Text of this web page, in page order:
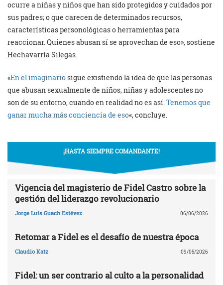
ocurre a niñas y niños que han sido protegidos y cuidados por
sus padres; o que carecen de determinados recursos,
características personológicas o herramientas para
reaccionar. Quienes abusan sí se aprovechan de eso», sostiene
Hechavarría Silegas.
«En el imaginariosigue existiendo la idea de que las personas
que abusan sexualmente de niños, niñas y adolescentes no
son de su entorno, cuando en realidad no es así.Tenemos que
ganar mucha más conciencia de eso«, concluye.
¡HASTA SIEMPRE COMANDANTE!
Vigencia del magisterio de Fidel Castro sobre la
gestión del liderazgo revolucionario
Jorge Luís Guach Estévez 06/06/2026
Retomar a Fidel es el desafío de nuestra época
Claudio Katz 09/05/2026
Fidel: un ser contrario al culto a la personalidad